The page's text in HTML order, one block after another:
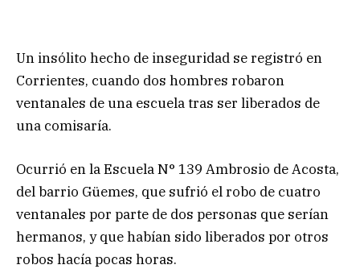
Un insólito hecho de inseguridad se registró en
Corrientes, cuando dos hombres robaron
ventanales de una escuela tras ser liberados de
una comisaría.
Ocurrió en la Escuela N° 139 Ambrosio de Acosta,
del barrio Güemes, que sufrió el robo de cuatro
ventanales por parte de dos personas que serían
hermanos, y que habían sido liberados por otros
robos hacía pocas horas.